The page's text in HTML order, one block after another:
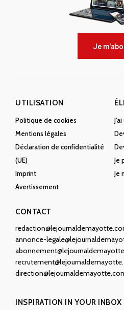
Je
UTILISATION
Politique de cookies
Mentions légales
Déclaration de confidentialité
(UE)
Imprint
Avertissement
Je
Je
CONTACT
annonce-
INSPIRATION IN YOUR INBOX